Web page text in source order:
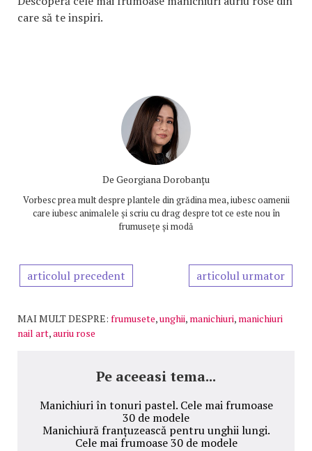
care să te inspiri.
De Georgiana Dorobanțu
Vorbesc prea mult despre plantele din grădina mea, iubesc oamenii
care iubesc animalele și scriu cu drag despre tot ce este nou în
frumusețe și modă
articolul precedent articolul urmator
MAI MULT DESPRE: frumusete,unghii, manichiuri, manichiuri
nail art,auriu rose
Pe aceeasi tema...
Manichiuri în tonuri pastel. Cele mai frumoase
30 de modele
Manichiură franțuzească pentru unghii lungi.
Cele mai frumoase 30 de modele